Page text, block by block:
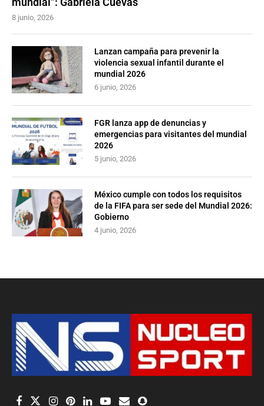
8 junio, 2026
Lanzan campaña para prevenir la
violencia sexual infantil durante el
mundial 2026
6 junio, 2026
FGR lanza app de denuncias y
emergencias para visitantes del mundial
2026
5 junio, 2026
México cumple con todos los requisitos
de la FIFA para ser sede del Mundial 2026:
Gobierno
4 junio, 2026